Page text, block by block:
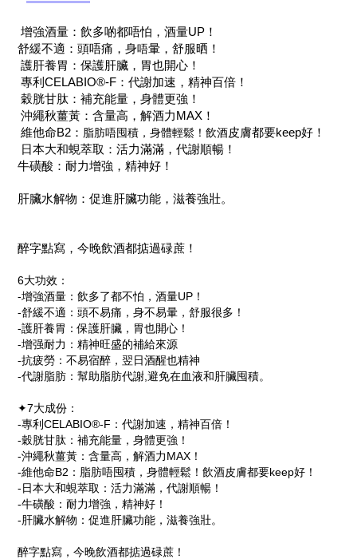
增強酒量：飲多啲都唔怕，酒量UP！
舒緩不適：頭唔痛，身唔暈，舒服晒！
護肝養胃：保護肝臟，胃也開心！
專利CELABIO®-F：代謝加速，精神百倍！
穀胱甘肽：補充能量，身體更強！
沖繩秋薑黃：含量高，解酒力MAX！
維他命B2： 脂肪唔囤積，身體輕鬆！飲酒皮膚都要keep好！
日本大和蜆萃取：活力滿滿，代謝順暢！
牛磺酸：耐力增強，精神好！
肝臟水解物：促進肝臟功能，滋養強壯。
醉字點寫，今晚飲酒都掂過碌蔗！
6大功效：
-增強酒量：飲多了都不怕，酒量UP！
-舒緩不適：頭不易痛，身不易暈，舒服很多！
-護肝養胃：保護肝臟，胃也開心！
-增强耐力：精神旺盛的補給來源
-抗疲勞：不易宿醉，翌日酒醒也精神
-代謝脂肪：幫助脂肪代謝,避免在血液和肝臟囤積。
✦7大成份：
-專利CELABIO®-F：代謝加速，精神百倍！
-穀胱甘肽：補充能量，身體更強！
-沖繩秋薑黃：含量高，解酒力MAX！
-維他命B2：脂肪唔囤積，身體輕鬆！飲酒皮膚都要keep好！
-日本大和蜆萃取：活力滿滿，代謝順暢！
-牛磺酸：耐力增強，精神好！
-肝臟水解物：促進肝臟功能，滋養強壯。
醉字點寫，今晚飲酒都掂過碌蔗！